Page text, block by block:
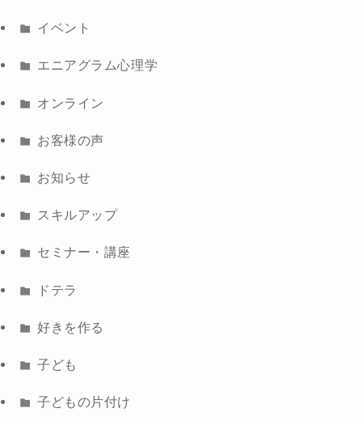
イベント
エニアグラム心理学
オンライン
お客様の声
お知らせ
スキルアップ
セミナー・講座
ドテラ
好きを作る
子ども
子どもの片付け